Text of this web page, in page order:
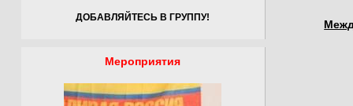
ДОБАВЛЯЙТЕСЬ В ГРУППУ!
Мероприятия